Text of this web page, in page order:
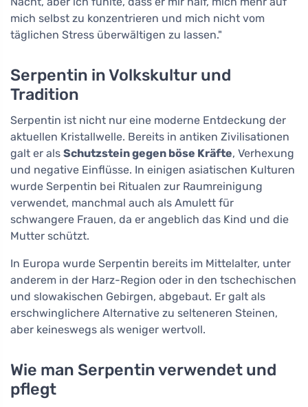
mich selbst zu konzentrieren und mich nicht vom
täglichen Stress überwältigen zu lassen."
Serpentin in Volkskultur und
Tradition
Serpentin ist nicht nur eine moderne Entdeckung der
aktuellen Kristallwelle. Bereits in antiken Zivilisationen
galt er als Schutzstein gegen böse Kräfte, Verhexung
und negative Einflüsse. In einigen asiatischen Kulturen
wurde Serpentin bei Ritualen zur Raumreinigung
verwendet, manchmal auch als Amulett für
schwangere Frauen, da er angeblich das Kind und die
Mutter schützt.
In Europa wurde Serpentin bereits im Mittelalter, unter
anderem in der Harz-Region oder in den tschechischen
und slowakischen Gebirgen, abgebaut. Er galt als
erschwinglichere Alternative zu selteneren Steinen,
aber keineswegs als weniger wertvoll.
Wie man Serpentin verwendet und
pflegt